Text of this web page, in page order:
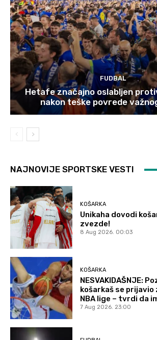
FUDBAL
Hetafe značajno oslabljen
nakon teške povrede
NAJNOVIJE SPORTSKE VESTI
KOŠARKA
Unikaha dovodi
zvezde!
8 Aug 2026. 00:03
KOŠARKA
NESVAKIDAŠNJE:
košarkaš se
NBA lige – tvrdi da
7 Aug 2026. 23:00